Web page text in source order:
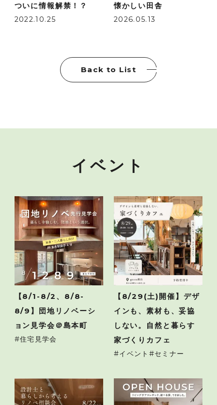
ついに情報解禁！？
2022.10.25
懐かしい田舎
2026.05.13
Back to List
イベント
【8/1-8/2、8/8-
8/9】団地リノベーシ
ョン見学会＠島本町
住宅見学会
【8/29(土)開催】デザ
インも、素材も、妥協
しない。自然と暮らす
家づくりカフェ
イベント セミナー